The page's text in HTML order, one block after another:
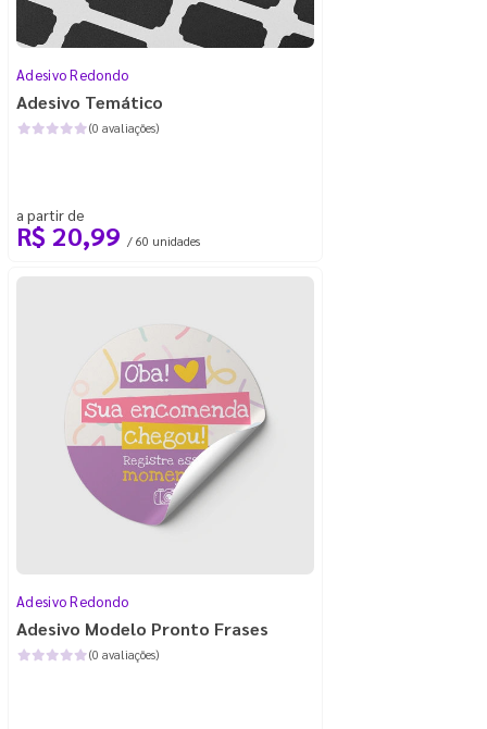
Adesivo Redondo
Adesivo Temático
(0 avaliações)
a partir de
R$ 20,99 / 60 unidades
Adesivo Redondo
Adesivo Modelo Pronto Frases
(0 avaliações)